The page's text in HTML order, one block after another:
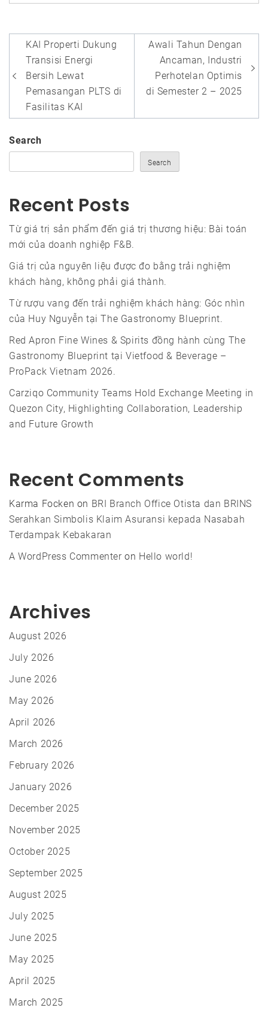
Post
navigation
KAI Properti Dukung
Transisi Energi
Bersih Lewat
Pemasangan PLTS di
Fasilitas KAI
Awali Tahun Dengan
Ancaman, Industri
Perhotelan Optimis
di Semester 2 – 2025
Search
Search
Recent Posts
Từ giá trị sản phẩm đến giá trị thương hiệu: Bài toán
mới của doanh nghiệp F&B.
Giá trị của nguyên liệu được đo bằng trải nghiệm
khách hàng, không phải giá thành.
Từ rượu vang đến trải nghiệm khách hàng: Góc nhìn
của Huy Nguyễn tại The Gastronomy Blueprint.
Red Apron Fine Wines & Spirits đồng hành cùng The
Gastronomy Blueprint tại Vietfood & Beverage –
ProPack Vietnam 2026.
Carziqo Community Teams Hold Exchange Meeting in
Quezon City, Highlighting Collaboration, Leadership
and Future Growth
Recent Comments
Karma Focken on BRI Branch Office Otista dan BRINS
Serahkan Simbolis Klaim Asuransi kepada Nasabah
Terdampak Kebakaran
A WordPress Commenteron Hello world!
Archives
August 2026
July 2026
June 2026
May 2026
April 2026
March 2026
February 2026
January 2026
December 2025
November 2025
October 2025
September 2025
August 2025
July 2025
June 2025
May 2025
April 2025
March 2025